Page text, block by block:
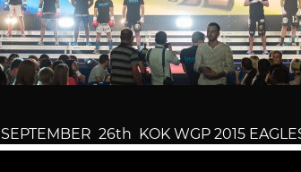
26th KOK WGP 2015